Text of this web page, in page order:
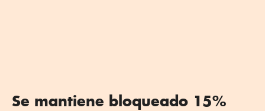
Se mantiene bloqueado 15%